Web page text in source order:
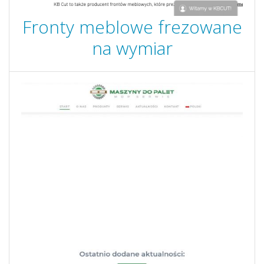
Fronty meblowe frezowane
na wymiar